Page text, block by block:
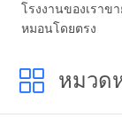
โรงงานของเราข
หมอนโดยตรง
หมวด